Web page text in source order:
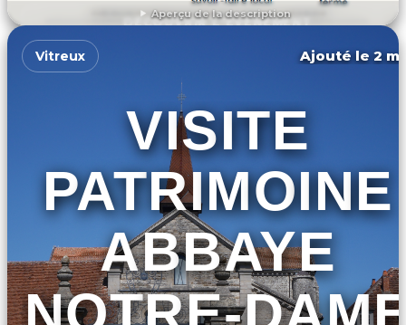
Aperçu de la description
DÉCOUVRIR L'ÉVÉNEMENT
Vitreux Ajouté le 2
VISITE
PATRIMOINE
ABBAYE